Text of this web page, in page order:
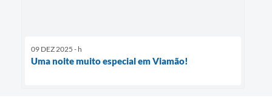
09 DEZ 2025 - h
Uma noite muito especial em Viamão!